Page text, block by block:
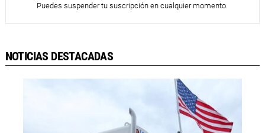
Puedes suspender tu suscripción en cualquier momento.
NOTICIAS DESTACADAS